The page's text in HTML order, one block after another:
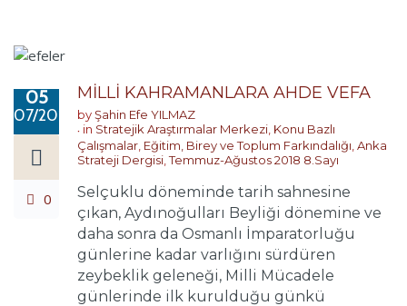
05
07/2018
0
MİLLİ KAHRAMANLARA AHDE VEFA
byŞahin Efe YILMAZ
in Stratejik Araştırmalar Merkezi Konu Bazlı
Çalışmalar Eğitim, Birey ve Toplum Farkındalığı Anka
Strateji Dergisi ,Temmuz-Ağustos 2018 8.Sayı
Selçuklu döneminde tarih sahnesine
çıkan, Aydınoğulları Beyliği dönemine ve
daha sonra da Osmanlı İmparatorluğu
günlerine kadar varlığını sürdüren
zeybeklik geleneği, Milli Mücadele
günlerinde ilk kurulduğu günkü